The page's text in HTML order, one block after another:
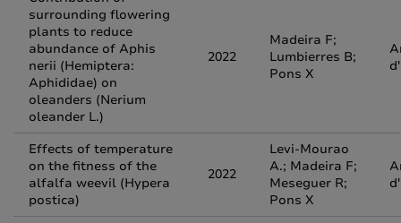
surrounding flowering
plants to reduce
abundance of Aphis
nerii (Hemiptera:
Aphididae) on
oleanders (Nerium
oleander L.)
2022
Madeira F;
Lumbierres B;
Pons X
Effects of temperature
on the fitness of the
alfalfa weevil (Hypera
postica)
2022
Levi-Mourao
A.; Madeira F;
Meseguer R;
Pons X